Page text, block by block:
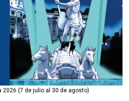
2026 (7 de julio al 30 de agosto)